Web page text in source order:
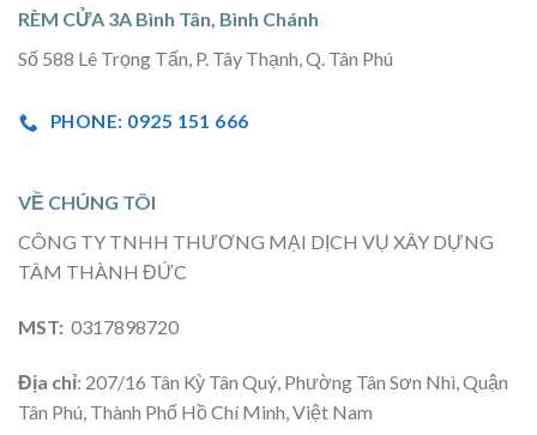
RÈM CỬA 3A Bình Tân, Bình Chánh
Số 588 Lê Trọng Tấn, P. Tây Thạnh, Q. Tân Phú
PHONE: 0925 151 666
VỀ CHÚNG TÔI
CÔNG TY TNHH THƯƠNG MẠI DỊCH VỤ XÂY DỰNG
TÂM THÀNH ĐỨC
MST: 0317898720
Địa chỉ: 207/16 Tân Kỳ Tân Quý, Phường Tân Sơn Nhì, Quận
Tân Phú, Thành Phố Hồ Chí Minh, Việt Nam